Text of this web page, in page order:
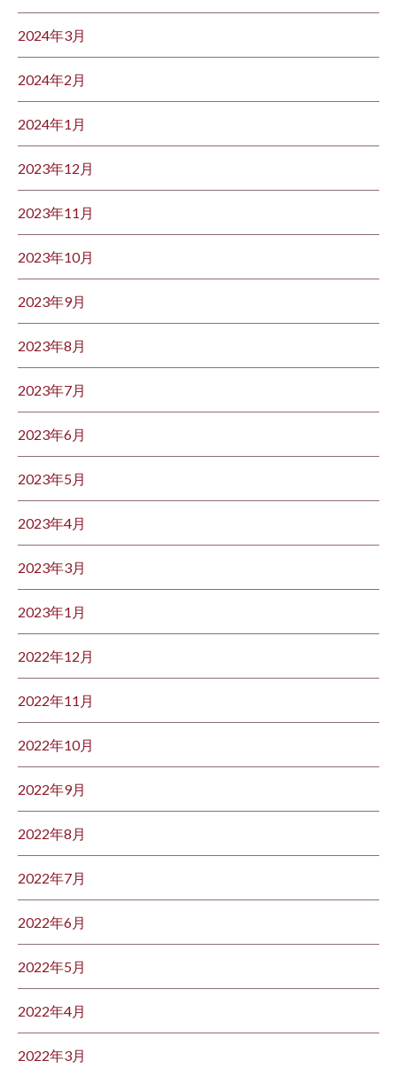
2024年3月
2024年2月
2024年1月
2023年12月
2023年11月
2023年10月
2023年9月
2023年8月
2023年7月
2023年6月
2023年5月
2023年4月
2023年3月
2023年1月
2022年12月
2022年11月
2022年10月
2022年9月
2022年8月
2022年7月
2022年6月
2022年5月
2022年4月
2022年3月